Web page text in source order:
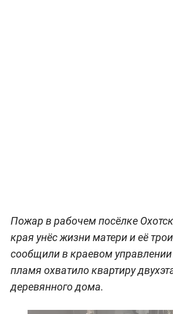
Пожар в рабочем посёлке
края унёс жизни матери и её
сообщили в краевом управлении
пламя охватило квартиру
деревянного дома.